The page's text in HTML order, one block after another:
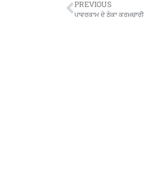
PREVIOUS
ਪਾਵਰਕਾਮ ਦੇ ਠੇਕਾ